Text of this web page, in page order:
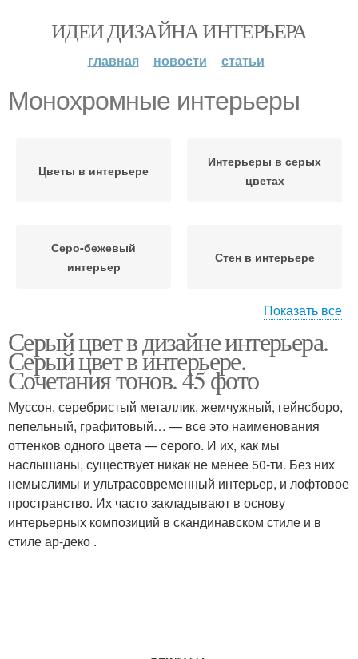
ИДЕИ ДИЗАЙНА ИНТЕРЬЕРА
главная новости статьи
Монохромные интерьеры
Цветы в интерьере
Интерьеры в серых
цветах
Серо-бежевый
интерьер
Стен в интерьере
Интерьер в серых тонах Цвета в интерьере
Мебель в интерьере Шкафы в интерьере
Стильные интерьеры Интерьеры в сочетании
Показать все
Серый цвет в дизайне интерьера.
Серый цвет в интерьере.
Сочетания тонов. 45 фото
Муссон, серебристый металлик, жемчужный, гейнсборо,
пепельный, графитовый… — все это наименования
оттенков одного цвета — серого. И их, как мы
наслышаны, существует никак не менее 50-ти. Без них
немыслимы и ультрасовременный интерьер, и лофтовое
пространство. Их часто закладывают в основу
интерьерных композиций в скандинавском стиле и в
стиле ар-деко .